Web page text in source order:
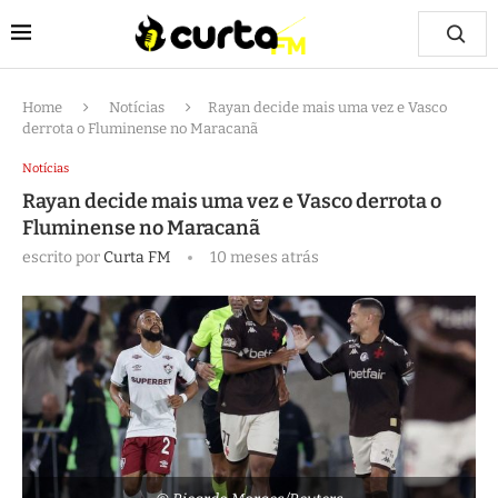
Home Notícias
Rayan decide mais uma vez e Vasco
derrota o Fluminense no Maracanã
Notícias
Rayan decide mais uma vez e Vasco derrota o
Fluminense no Maracanã
escrito porCurta FM 10 meses atrás